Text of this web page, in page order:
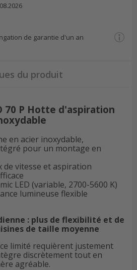
de garantie d'un an
du produit
70 P Hotte d'aspiration
en acier inoxydable,
pour un montage en
de vitesse et aspiration
LED (variable, 2700-5600 K)
lumineuse flexible
: plus de flexibilité et de
de taille moyenne
limité requièrent justement
discrètement tout en
agréable.